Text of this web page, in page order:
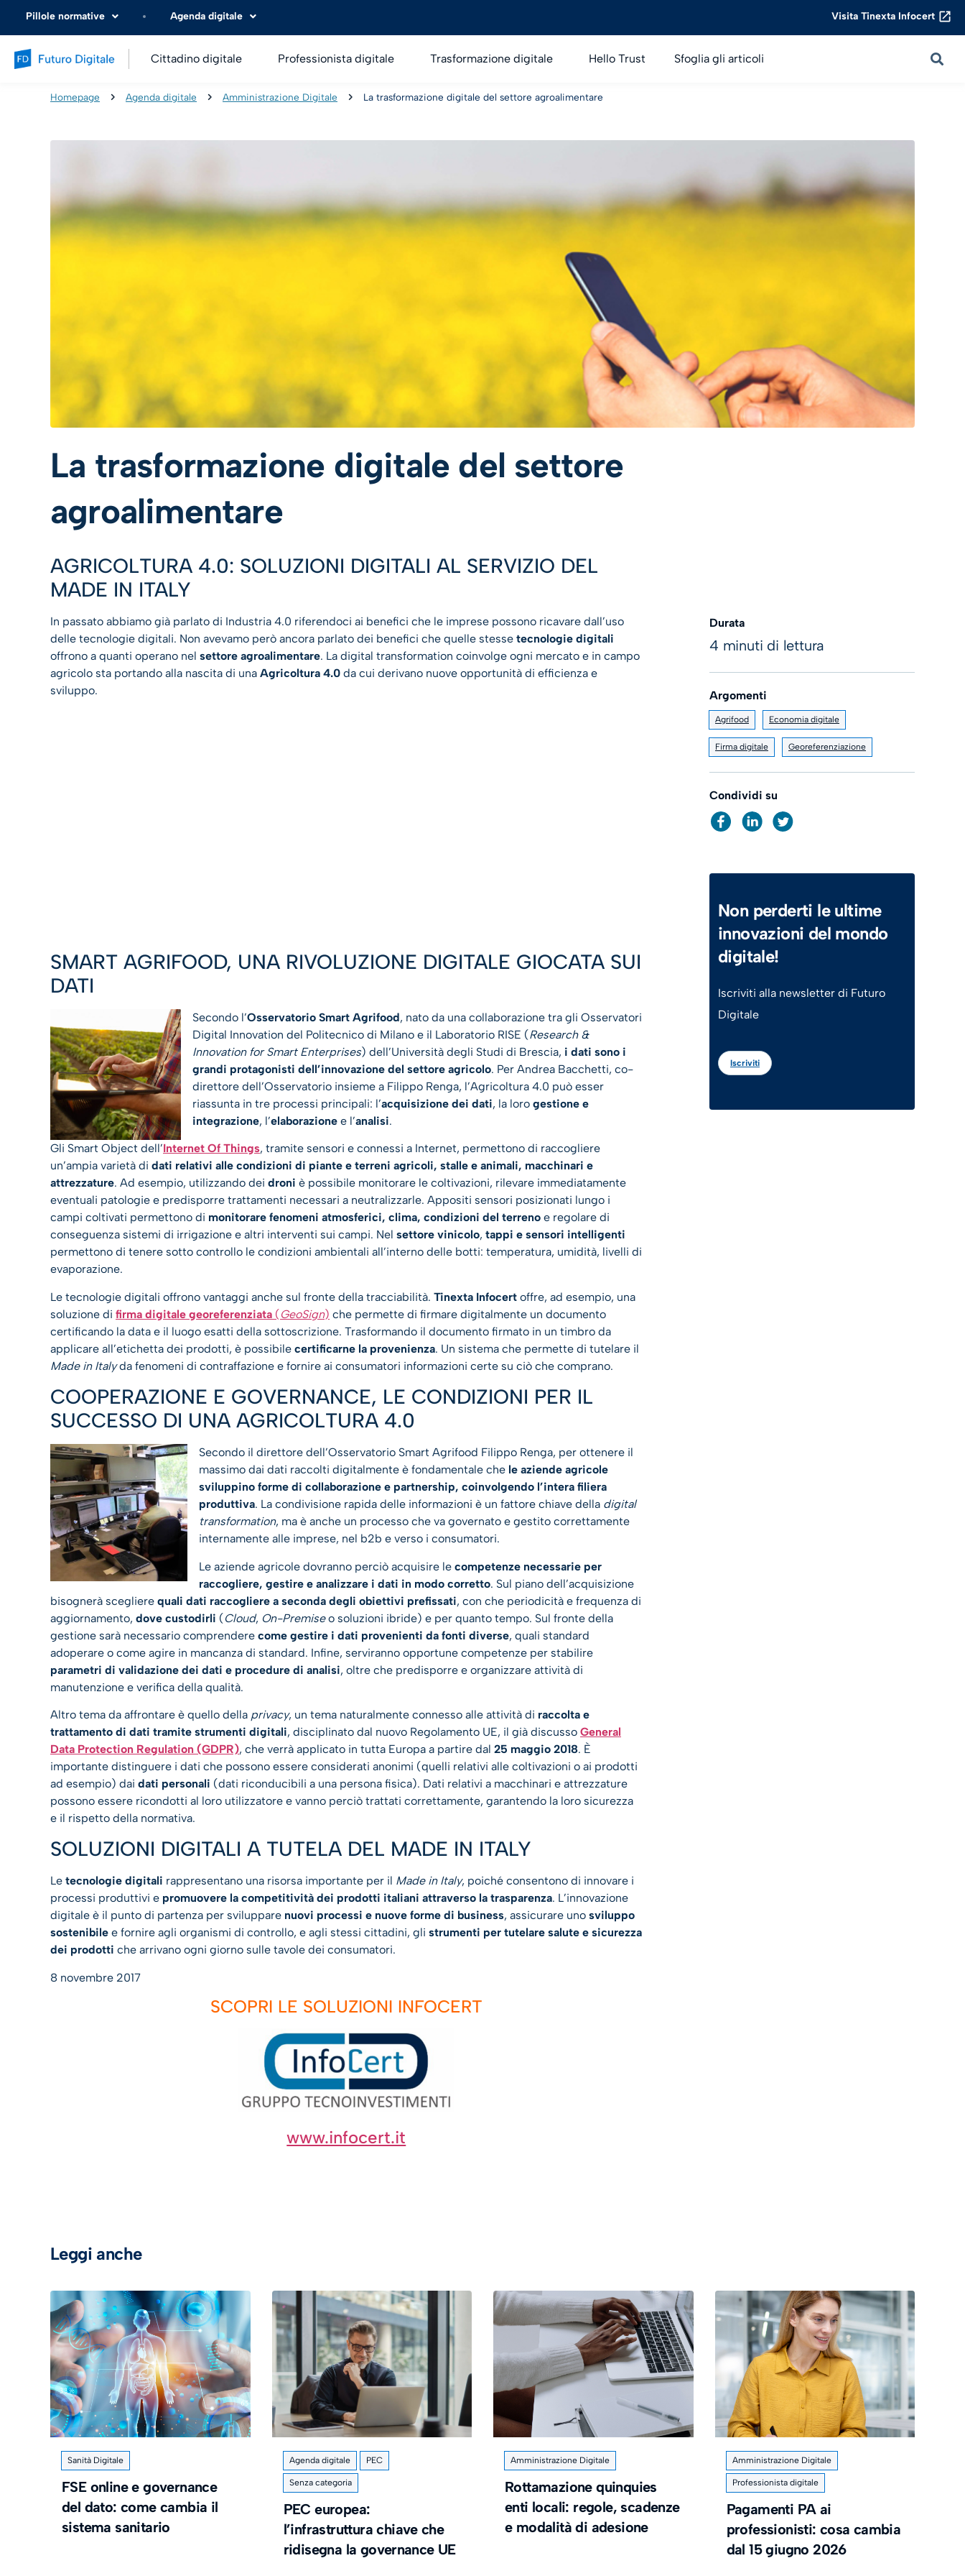
Pillole normative Agenda digitale Visita Tinexta Infocert
Cittadino digitale Professionista digitale Trasformazione digitale Hello Trust Sfoglia gli articoli
Homepage Agenda digitale Amministrazione Digitale La trasformazione digitale del settore agroalimentare
La trasformazione digitale del settore
agroalimentare
AGRICOLTURA 4.0: SOLUZIONI DIGITALI AL SERVIZIO DEL
MADE IN ITALY
In passato abbiamo già parlato di Industria 4.0 riferendoci ai benefici che le imprese possono ricavare dall’uso
delle tecnologie digitali. Non avevamo però ancora parlato dei benefici che quelle stesse tecnologie digitali
offrono a quanti operano nel settore agroalimentare. La digital transformation coinvolge ogni mercato e in campo
agricolo sta portando alla nascita di una Agricoltura 4.0 da cui derivano nuove opportunità di efficienza e
sviluppo.
SMART AGRIFOOD, UNA RIVOLUZIONE DIGITALE GIOCATA SUI
DATI
Secondo l’Osservatorio Smart Agrifood, nato da una collaborazione tra gli Osservatori
Digital Innovation del Politecnico di Milano e il Laboratorio RISE (Research &
Innovation for Smart Enterprises) dell’Università degli Studi di Brescia, i dati sono i
grandi protagonisti dell’innovazione del settore agricolo. Per Andrea Bacchetti, co-
direttore dell’Osservatorio insieme a Filippo Renga, l’Agricoltura 4.0 può esser
riassunta in tre processi principali: l’acquisizione dei dati, la loro gestione e
integrazione, l’elaborazione e l’analisi.
Gli Smart Object dell’Internet Of Things, tramite sensori e connessi a Internet, permettono di raccogliere
un’ampia varietà di dati relativi alle condizioni di piante e terreni agricoli, stalle e animali, macchinari e
attrezzature. Ad esempio, utilizzando dei droni è possibile monitorare le coltivazioni, rilevare immediatamente
eventuali patologie e predisporre trattamenti necessari a neutralizzarle. Appositi sensori posizionati lungo i
campi coltivati permettono di monitorare fenomeni atmosferici, clima, condizioni del terreno e regolare di
conseguenza sistemi di irrigazione e altri interventi sui campi. Nel settore vinicolo, tappi e sensori intelligenti
permettono di tenere sotto controllo le condizioni ambientali all’interno delle botti: temperatura, umidità, livelli di
evaporazione.
Le tecnologie digitali offrono vantaggi anche sul fronte della tracciabilità. Tinexta Infocert offre, ad esempio, una
soluzione di firma digitale georeferenziata (GeoSign) che permette di firmare digitalmente un documento
certificando la data e il luogo esatti della sottoscrizione. Trasformando il documento firmato in un timbro da
applicare all’etichetta dei prodotti, è possibile certificarne la provenienza. Un sistema che permette di tutelare il
Made in Italyda fenomeni di contraffazione e fornire ai consumatori informazioni certe su ciò che comprano.
COOPERAZIONE E GOVERNANCE, LE CONDIZIONI PER IL
SUCCESSO DI UNA AGRICOLTURA 4.0
Secondo il direttore dell’Osservatorio Smart Agrifood Filippo Renga, per ottenere il
massimo dai dati raccolti digitalmente è fondamentale che le aziende agricole
sviluppino forme di collaborazione e partnership, coinvolgendo l’intera filiera
produttiva. La condivisione rapida delle informazioni è un fattore chiave della digital
transformation, ma è anche un processo che va governato e gestito correttamente
internamente alle imprese, nel b2b e verso i consumatori.
Le aziende agricole dovranno perciò acquisire le competenze necessarie per
raccogliere, gestire e analizzare i dati in modo corretto. Sul piano dell’acquisizione
bisognerà scegliere quali dati raccogliere a seconda degli obiettivi prefissati, con che periodicità e frequenza di
aggiornamento, dove custodirli (Cloud, On-Premiseo soluzioni ibride) e per quanto tempo. Sul fronte della
gestione sarà necessario comprendere come gestire i dati provenienti da fonti diverse, quali standard
adoperare o come agire in mancanza di standard. Infine, serviranno opportune competenze per stabilire
parametri di validazione dei dati e procedure di analisi, oltre che predisporre e organizzare attività di
manutenzione e verifica della qualità.
Altro tema da affrontare è quello della privacy, un tema naturalmente connesso alle attività di raccolta e
trattamento di dati tramite strumenti digitali, disciplinato dal nuovo Regolamento UE, il già discusso General
Data Protection Regulation (GDPR), che verrà applicato in tutta Europa a partire dal 25 maggio 2018. È
importante distinguere i dati che possono essere considerati anonimi (quelli relativi alle coltivazioni o ai prodotti
ad esempio) dai dati personali (dati riconducibili a una persona fisica). Dati relativi a macchinari e attrezzature
possono essere ricondotti al loro utilizzatore e vanno perciò trattati correttamente, garantendo la loro sicurezza
e il rispetto della normativa.
SOLUZIONI DIGITALI A TUTELA DEL MADE IN ITALY
Le tecnologie digitali rappresentano una risorsa importante per il Made in Italy, poiché consentono di innovare i
processi produttivi e promuovere la competitività dei prodotti italiani attraverso la trasparenza. L’innovazione
digitale è il punto di partenza per sviluppare nuovi processi e nuove forme di business, assicurare uno sviluppo
sostenibile e fornire agli organismi di controllo, e agli stessi cittadini, gli strumenti per tutelare salute e sicurezza
dei prodotti che arrivano ogni giorno sulle tavole dei consumatori.
8 novembre 2017
SCOPRI LE SOLUZIONI INFOCERT
www.infocert.it
Durata
4 minuti di lettura
Argomenti
Agrifood Economia digitale
Firma digitale Georeferenziazione
Condividi su
Non perderti le ultime
innovazioni del mondo
digitale!
Iscriviti alla newsletter di Futuro
Digitale
Iscriviti
Leggi anche
Sanità Digitale
FSE online e governance
del dato: come cambia il
sistema sanitario
Agenda digitale PEC
Senza categoria
PEC europea:
l’infrastruttura chiave che
ridisegna la governance UE
Amministrazione Digitale
Rottamazione quinquies
enti locali: regole, scadenze
e modalità di adesione
Amministrazione Digitale
Professionista digitale
Pagamenti PA ai
professionisti: cosa cambia
dal 15 giugno 2026